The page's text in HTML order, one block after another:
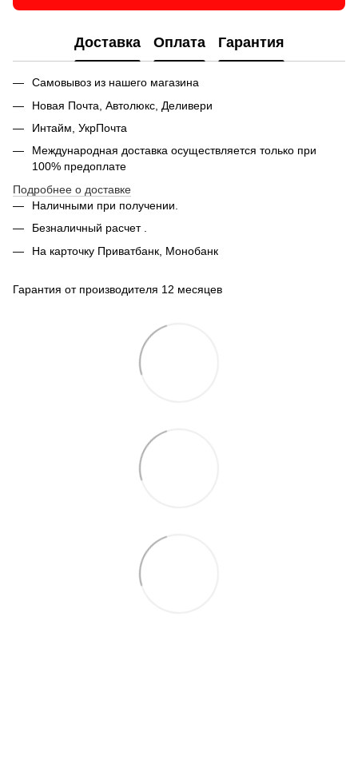
Доставка Оплата Гарантия
Самовывоз из нашего магазина
Новая Почта, Автолюкс, Деливери
Интайм, УкрПочта
Международная доставка осуществляется только при
100% предоплате
Подробнее о доставке
Наличными при получении.
Безналичный расчет .
На карточку Приватбанк, Монобанк
Гарантия от производителя 12 месяцев